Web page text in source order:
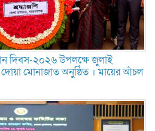
দিবস-২০২৬ উপলক্ষে জুলাই
দোয়া মোনাজাত অনুষ্ঠিত । মায়ের আঁচল